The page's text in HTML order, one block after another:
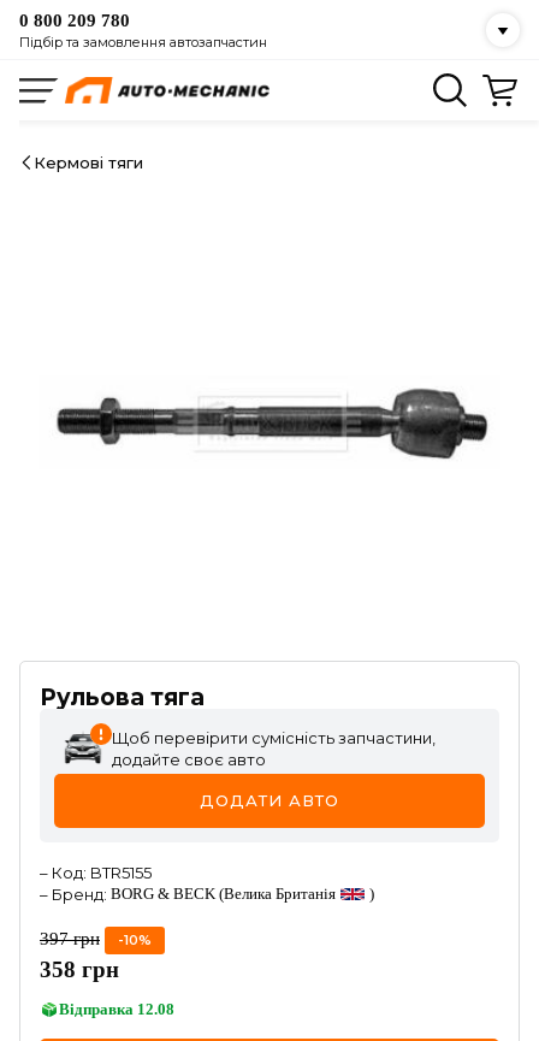
0 800 209 780
Підбір та замовлення автозапчастин
Кермові тяги
Рульова тяга
Щоб перевірити сумісність запчастини,
додайте своє авто
ДОДАТИ АВТО
– Код: BTR5155
– Бренд: BORG & BECK (Велика Британія )
397 грн -10%
358 грн
Відправка 12.08